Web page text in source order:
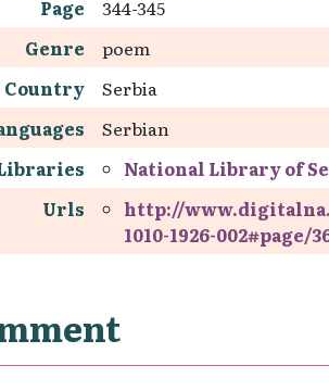
Page
344-345
Genre
poem
Country
Serbia
Serbian
National Library of
Urls
http://
1010-1926-002#page/